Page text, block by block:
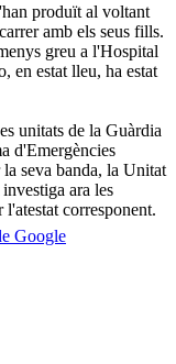
produït al voltant
amb els seus fills.
greu a l'Hospital
en estat lleu, ha estat
unitats de la Guàrdia
d'Emergències
seva banda, la Unitat
ara les
corresponent.
Google